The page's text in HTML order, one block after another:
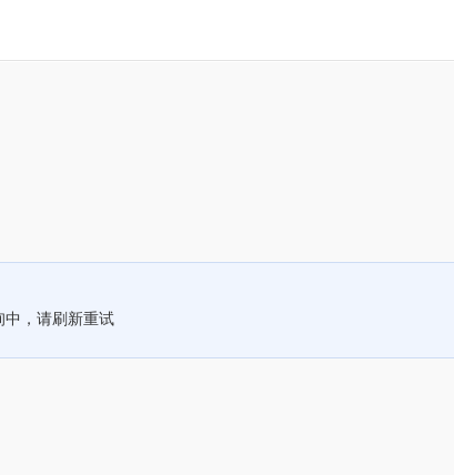
中，请刷新重试